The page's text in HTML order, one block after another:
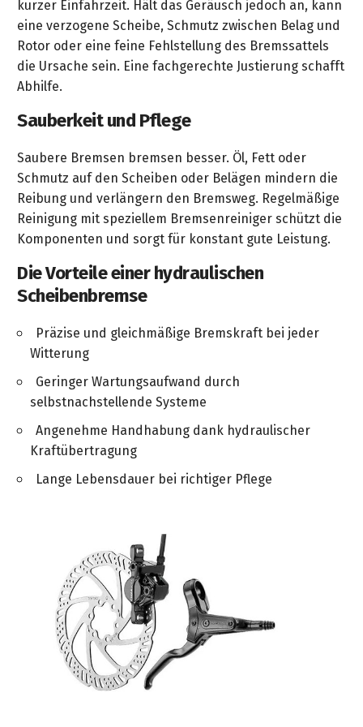
-
exklusive
Sondermodelle
STIHL
Mähroboter
Kataloge
&
Prospekte
Betriebsstoffe
Forstkleidung
/
Sortiment
Unsere
Marken
Ansprechpartner
Kataloge
Prospekte
FAQ
/
Häufige
Fragen
&
Prospekte
Videos
Termine
Ansprechpartner
Kundenkarte
"Grill
Club"
WEBER
Grills
und
Grill-
Zubehör
Sonnenliegen
Relaxsessel
Strandkörbe
Sonnenschirme
Biohort
Deko-
Artikel
Sortiment
Unsere
Marken
Ansprechpartner
Kataloge
&
Fahrrad-
Zubehör
Fahrrad-
Service
Sortiment
Marken
Kataloge
&
Prospekte
Stationäre
Maschinen
Benzin-
Trennschleifer
Drucklufttechnik
Schweißtechnik
Technische
Gase
Verbrauchsmaterial
Werkstatteinrichtung
Arbeitsschutz
Handwerkzeuge
Marken
Ansprechpartner
Prospekte
Videos
Hol-
&
Bringdienst
Unser
Liefergebiet
Sonderbestellung
Geschenkverpackung
Bestickungen
Eisenwaren
Wasserschlauch
meterweise
Schlüsseldienst
Stahl-
Batterierücknahme
gräpel
Reinigungstechnik
deterding
+
Anlagenbau
in
der
Schlosserei
...
in
der
Logistik
in
der
Verwaltung
Geschäftsführung
kurzer Einfahrzeit. Hält das Geräusch jedoch an, kann
eine verzogene Scheibe, Schmutz zwischen Belag und
Rotor oder eine feine Fehlstellung des Bremssattels
die Ursache sein. Eine fachgerechte Justierung schafft
Abhilfe.
Sauberkeit und Pflege
Saubere Bremsen bremsen besser. Öl, Fett oder
Schmutz auf den Scheiben oder Belägen mindern die
Reibung und verlängern den Bremsweg. Regelmäßige
Reinigung mit speziellem Bremsenreiniger schützt die
Komponenten und sorgt für konstant gute Leistung.
Die Vorteile einer hydraulischen
Scheibenbremse
Präzise und gleichmäßige Bremskraft bei jeder
Witterung
Geringer Wartungsaufwand durch
selbstnachstellende Systeme
Angenehme Handhabung dank hydraulischer
Kraftübertragung
Lange Lebensdauer bei richtiger Pflege